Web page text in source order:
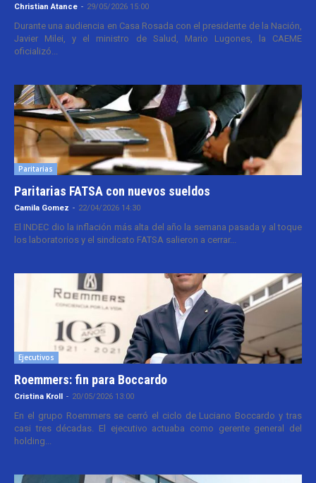
Christian Atance - 29/05/2026 15:00
Durante una audiencia en Casa Rosada con el presidente de la Nación,
Javier Milei, y el ministro de Salud, Mario Lugones, la CAEME
oficializó...
Paritarias
Paritarias FATSA con nuevos sueldos
Camila Gomez - 22/04/2026 14:30
El INDEC dio la inflación más alta del año la semana pasada y al toque
los laboratorios y el sindicato FATSA salieron a cerrar...
Ejecutivos
Roemmers: fin para Boccardo
Cristina Kroll - 20/05/2026 13:00
En el grupo Roemmers se cerró el ciclo de Luciano Boccardo y tras
casi tres décadas. El ejecutivo actuaba como gerente general del
holding...